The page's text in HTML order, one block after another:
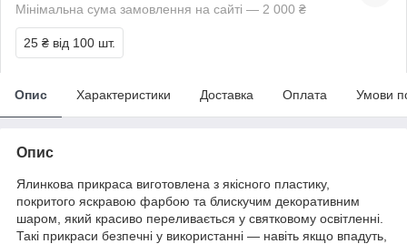
Мінімальна сума замовлення на сайті — 2 000 ₴
25 ₴ від 100 шт.
Опис Характеристики Доставка Оплата Умови
Опис
Ялинкова прикраса виготовлена з якісного пластику,
покритого яскравою фарбою та блискучим декоративним
шаром, який красиво переливається у святковому освітленні.
Такі прикраси безпечні у використанні — навіть якщо впадуть,